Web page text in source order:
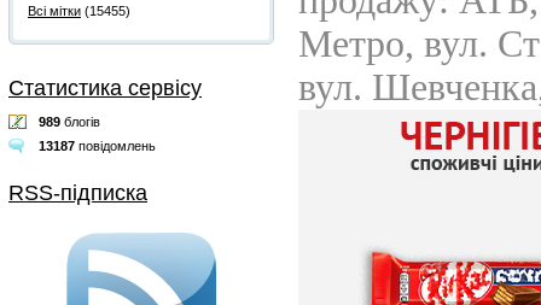
Всі мітки (15455)
Статистика сервісу
989 блогів
13187 повідомлень
RSS-підписка